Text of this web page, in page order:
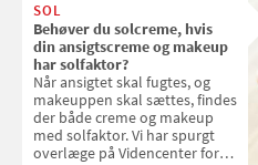
SOL
Behøver du solcreme, hvis
din ansigtscreme og makeup
har solfaktor?
Når ansigtet skal fugtes, og
makeuppen skal sættes, findes
der både creme og makeup
med solfaktor. Vi har spurgt
overlæge på Videncenter for